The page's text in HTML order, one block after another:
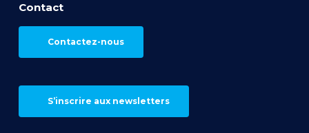
Contact
Contactez-nous
S’inscrire aux newsletters